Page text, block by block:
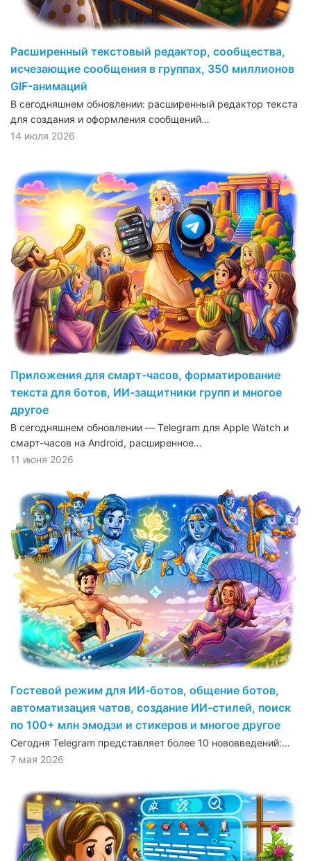
Расширенный текстовый редактор, сообщества,
исчезающие сообщения в группах, 350 миллионов
GIF-анимаций
В сегодняшнем обновлении: расширенный редактор текста
для создания и оформления сообщений…
14 июля 2026
Приложения для смарт-часов, форматирование
текста для ботов, ИИ-защитники групп и многое
другое
В сегодняшнем обновлении — Telegram для Apple Watch и
смарт-часов на Android, расширенное…
11 июня 2026
Гостевой режим для ИИ-ботов, общение ботов,
автоматизация чатов, создание ИИ-стилей, поиск
по 100+ млн эмодзи и стикеров и многое другое
Сегодня Telegram представляет более 10 нововведений:…
7 мая 2026